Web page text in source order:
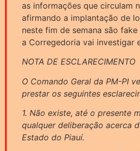
as informações que circulam
afirmando a implantação de
neste fim de semana são
a Corregedoria vai investigar
NOTA DE ESCLARECIMENTO
O Comando Geral da PM-PI
prestar os seguintes
1. Não existe, até o presente
qualquer deliberação acerca
Estado do Piauí.